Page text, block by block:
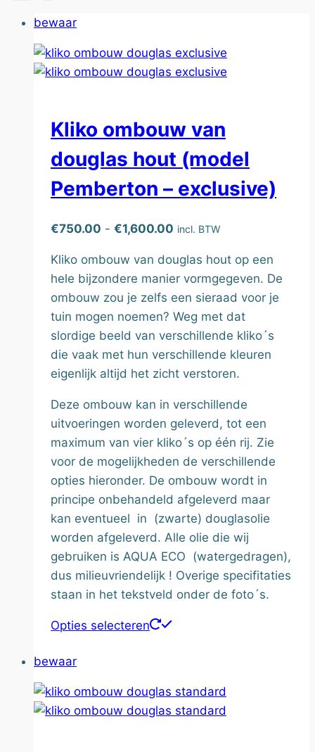
bewaar
Kliko ombouw van
douglas hout (model
Pemberton – exclusive)
€750.00 - €1,600.00 Prijsklasse:
tot
€1,600.00
incl. BTW
Kliko ombouw van douglas hout op een
hele bijzondere manier vormgegeven. De
ombouw zou je zelfs een sieraad voor je
tuin mogen noemen? Weg met dat
slordige beeld van verschillende kliko´s
die vaak met hun verschillende kleuren
eigenlijk altijd het zicht verstoren.
Deze ombouw kan in verschillende
uitvoeringen worden geleverd, tot een
maximum van vier kliko´s op één rij. Zie
voor de mogelijkheden de verschillende
opties hieronder. De ombouw wordt in
principe onbehandeld afgeleverd maar
kan eventueel in (zwarte) douglasolie
worden afgeleverd. Alle olie die wij
gebruiken is AQUA ECO (watergedragen),
dus milieuvriendelijk ! Overige specifitaties
staan in het tekstveld onder de foto´s.
Opties selecteren
Dit
variaties.
Deze
bewaar